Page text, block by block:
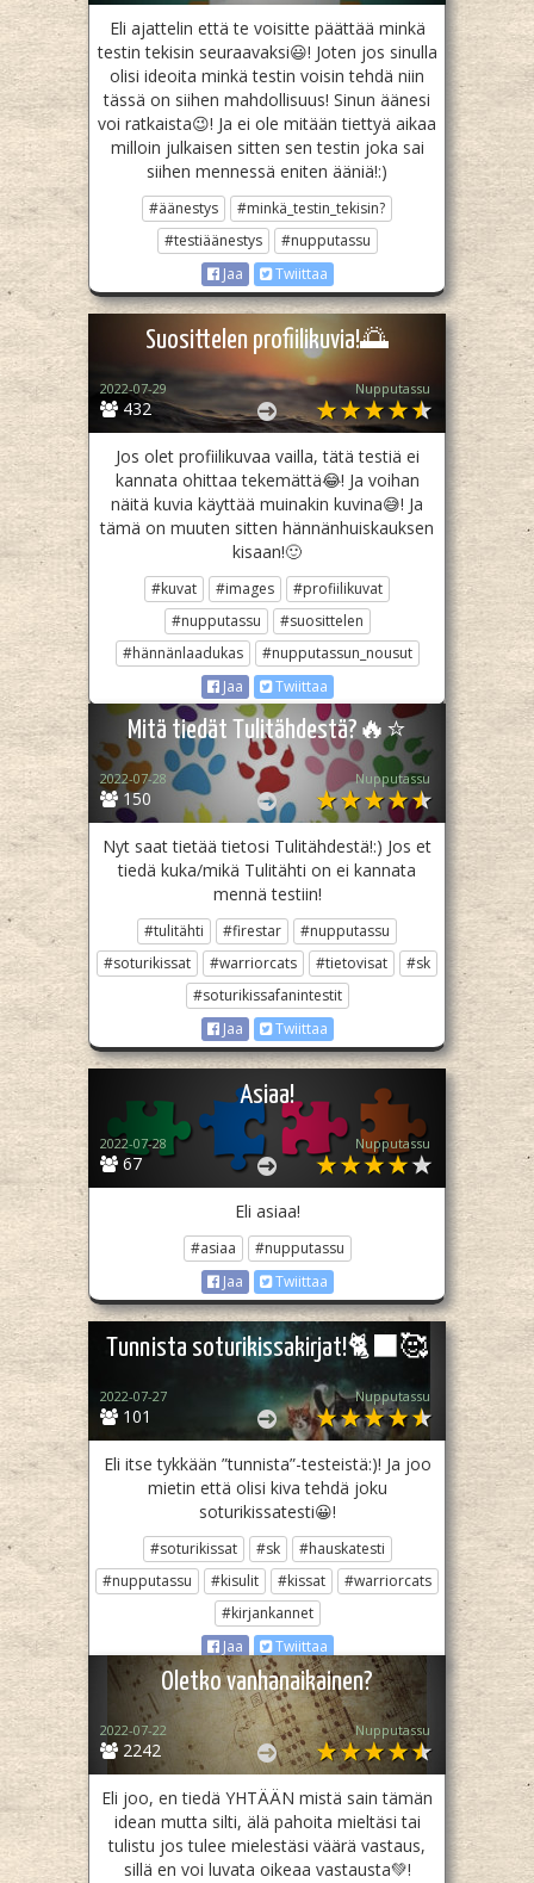
Eli ajattelin että te voisitte päättää minkä
testin tekisin seuraavaksi😃! Joten jos sinulla
olisi ideoita minkä testin voisin tehdä niin
tässä on siihen mahdollisuus! Sinun äänesi
voi ratkaista😉! Ja ei ole mitään tiettyä aikaa
milloin julkaisen sitten sen testin joka sai
siihen mennessä eniten ääniä!:)
#äänestys
#minkä_testin_tekisin?
#testiäänestys
#nupputassu
Jaa
Twiittaa
Suosittelen profiilikuvia!🌅
432
2022-07-29 Nupputassu
Jos olet profiilikuvaa vailla, tätä testiä ei
kannata ohittaa tekemättä😂! Ja voihan
näitä kuvia käyttää muinakin kuvina😅! Ja
tämä on muuten sitten hännänhuiskauksen
kisaan!🙂
#kuvat #images
#profiilikuvat
#nupputassu
#suosittelen
#hännänlaadukas
#nupputassun_nousut
Jaa
Twiittaa
Mitä tiedät Tulitähdestä?🔥⭐️
150
2022-07-28 Nupputassu
Nyt saat tietää tietosi Tulitähdestä!:) Jos et
tiedä kuka/mikä Tulitähti on ei kannata
mennä testiin!
#tulitähti #firestar
#nupputassu
#soturikissat
#warriorcats #tietovisat
#sk
#soturikissafanintestit
Jaa
Twiittaa
Asiaa!
67
2022-07-28 Nupputassu
Eli asiaa!
#asiaa
#nupputassu
Jaa
Twiittaa
Tunnista soturikissakirjat!🐈‍⬛🥰
101
2022-07-27 Nupputassu
Eli itse tykkään ”tunnista”-testeistä:)! Ja joo
mietin että olisi kiva tehdä joku
soturikissatesti😀!
#soturikissat #sk
#hauskatesti
#nupputassu
#kisulit #kissat
#warriorcats
#kirjankannet
Jaa
Twiittaa
Oletko vanhanaikainen?
2242
2022-07-22 Nupputassu
Eli joo, en tiedä YHTÄÄN mistä sain tämän
idean mutta silti, älä pahoita mieltäsi tai
tulistu jos tulee mielestäsi väärä vastaus,
sillä en voi luvata oikeaa vastausta💚!